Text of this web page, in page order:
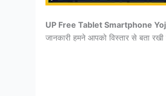
UP Free Tablet Smartphone
जानकारी हमने आपको विस्तार से बता